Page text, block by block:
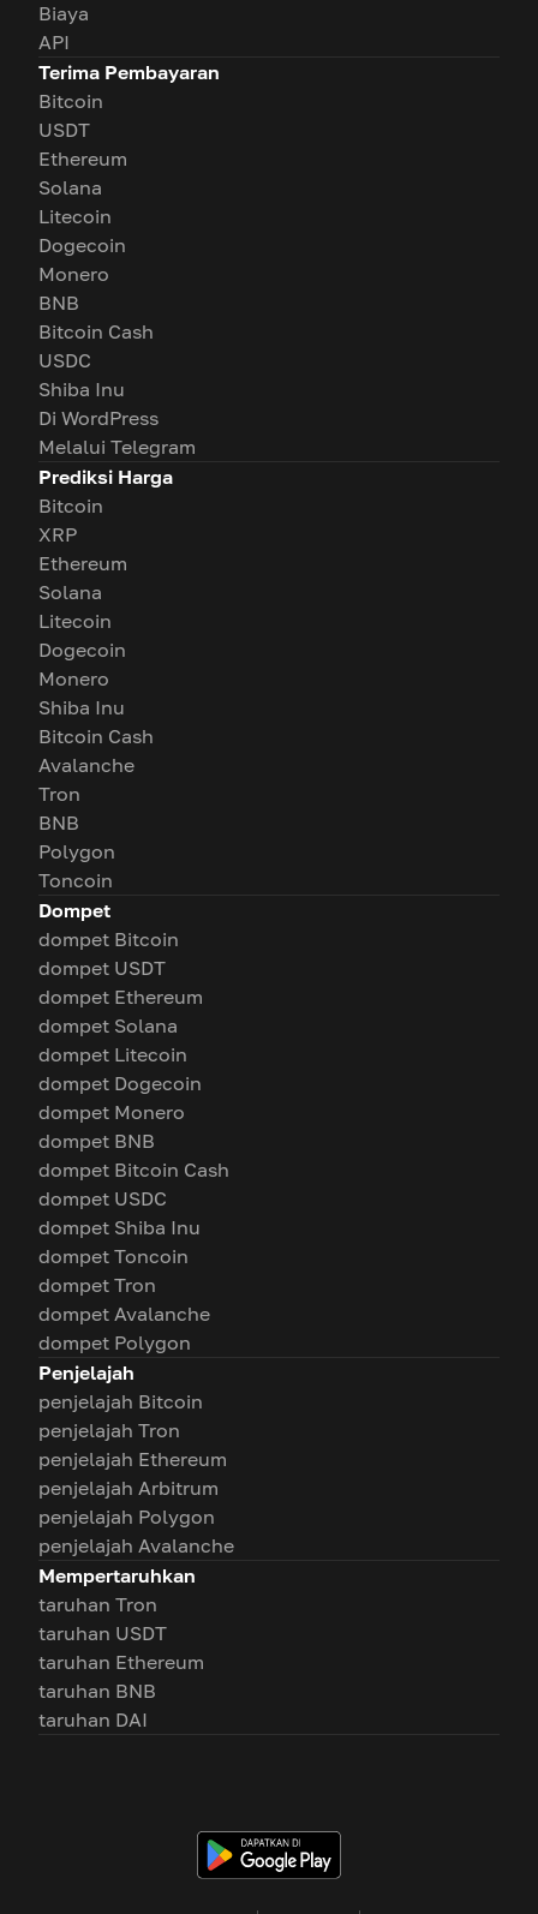
Biaya
API
Terima Pembayaran
Bitcoin
USDT
Ethereum
Solana
Litecoin
Dogecoin
Monero
BNB
Bitcoin Cash
USDC
Shiba Inu
Di WordPress
Melalui Telegram
Prediksi Harga
Bitcoin
XRP
Ethereum
Solana
Litecoin
Dogecoin
Monero
Shiba Inu
Bitcoin Cash
Avalanche
Tron
BNB
Polygon
Toncoin
Dompet
dompet Bitcoin
dompet USDT
dompet Ethereum
dompet Solana
dompet Litecoin
dompet Dogecoin
dompet Monero
dompet BNB
dompet Bitcoin Cash
dompet USDC
dompet Shiba Inu
dompet Toncoin
dompet Tron
dompet Avalanche
dompet Polygon
Penjelajah
penjelajah Bitcoin
penjelajah Tron
penjelajah Ethereum
penjelajah Arbitrum
penjelajah Polygon
penjelajah Avalanche
Mempertaruhkan
taruhan Tron
taruhan USDT
taruhan Ethereum
taruhan BNB
taruhan DAI